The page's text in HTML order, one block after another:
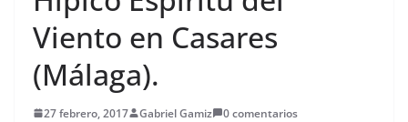
Viento en Casares
(Málaga).
27 febrero, 2017 Gabriel Gamiz
0 comentarios